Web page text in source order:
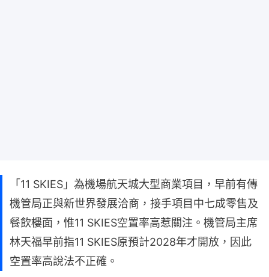
「11 SKIES」為機場航天城大型商業項目，早前有傳
機管局正與新世界發展洽商，接手項目中七成零售及
餐飲樓面，惟11 SKIES空置率高惹關注。機管局主席
林天福早前指11 SKIES原預計2028年才開放，因此
空置率高說法不正確。